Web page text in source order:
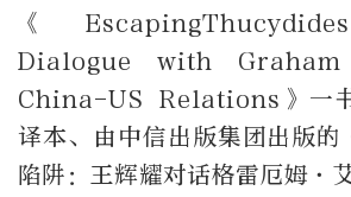
《
Dialogue with
China-US Relations》一
译本、由中信出版集团出版的
陷阱：王辉耀对话格雷厄姆·